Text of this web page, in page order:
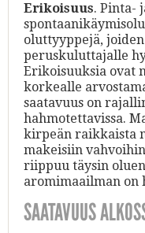
Erikoisuus. Pinta-
oluttyyppejä,
peruskuluttajalle
Erikoisuuksia ovat
korkealle
saatavuus on
hahmotettavissa.
kirpeän raikkaista
makeisiin
riippuu täysin
aromimaailman on
SAATAVUUS